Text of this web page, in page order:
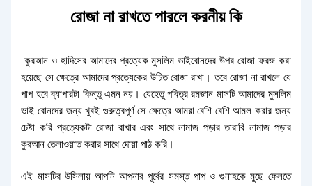
রোজা না রাখতে পারলে করনীয় কি
কুরআন ও হাদিসের আমাদের প্রত্যেক মুসলিম ভাইবোনদের উপর রোজা ফরজ করা
হয়েছে সে ক্ষেত্রে আমাদের প্রত্যেকের উচিত রোজা রাখা। তবে রোজা না রাখলে যে
পাপ হবে ব্যাপারটা কিন্তু এমন নয়। যেহেতু পবিত্র রমজান মাসটি আমাদের মুসলিম
ভাই বোনদের জন্য খুবই গুরুত্বপূর্ণ সে ক্ষেত্রে আমরা বেশি বেশি আমল করার জন্য
চেষ্টা করি প্রত্যেকটা রোজা রাখার এবং সাথে নামাজ পড়ার তারাবি নামাজ পড়ার
কুরআন তেলাওয়াত করার সাথে দোয়া পাঠ করি।
এই মাসটির উসিলায় আপনি আপনার পূর্বের সমস্ত পাপ ও গুনাহকে মুছে ফেলতে